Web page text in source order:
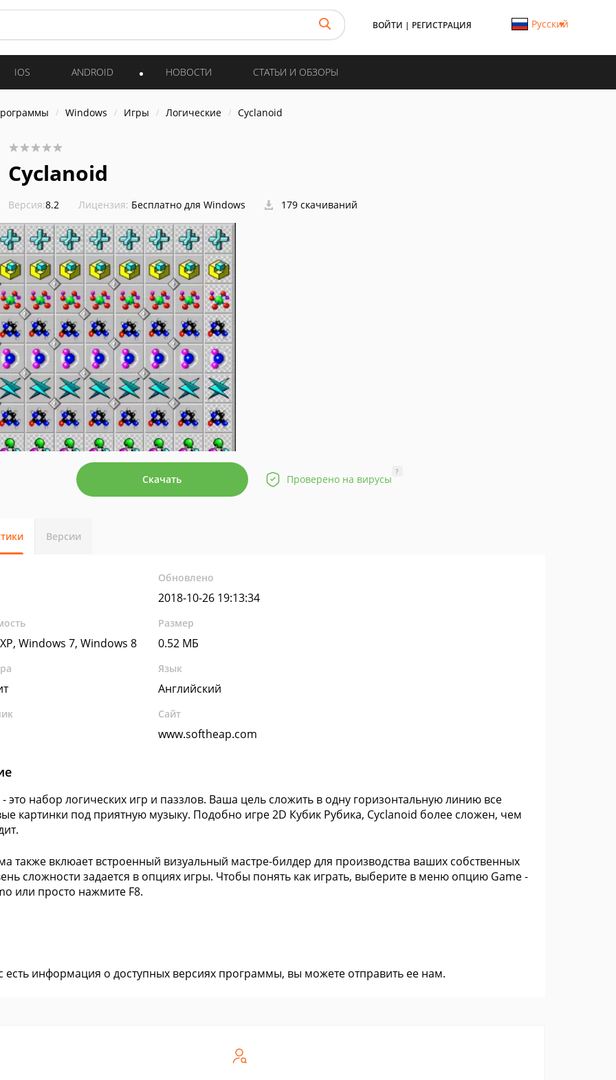
ВОЙТИ | РЕГИСТРАЦИЯ Русский
IOS ANDROID НОВОСТИ СТАТЬИ И ОБЗОРЫ
Windows Игры Логические Cyclanoid
Cyclanoid
Версия:8.2 Лицензия: Бесплатно для Windows 179 скачиваний
Скачать Проверено на вирусы
?
Версии
Обновлено
2018-10-26 19:13:34
Windows 7, Windows 8
Размер
0.52 МБ
Язык
Английский
Сайт
www.softheap.com
это набор логических игр и паззлов. Ваша цель сложить в одну горизонтальную линию все
картинки под приятную музыку. Подобно игре 2D Кубик Рубика, Cyclanoid более сложен, чем
также вклюает встроенный визуальный мастре-билдер для производства ваших собственных
сложности задается в опциях игры. Чтобы понять как играть, выберите в меню опцию Game -
или просто нажмите F8.
есть информация о доступных версиях программы, вы можете отправить ее нам.